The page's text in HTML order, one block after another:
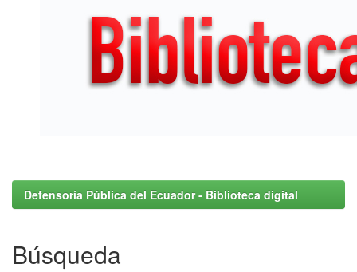
Defensoría Pública del Ecuador - Biblioteca digital
Búsqueda